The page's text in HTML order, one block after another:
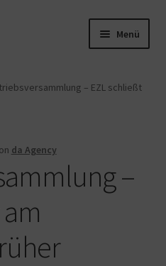
Menü
– EZL schließt
da Agency
–